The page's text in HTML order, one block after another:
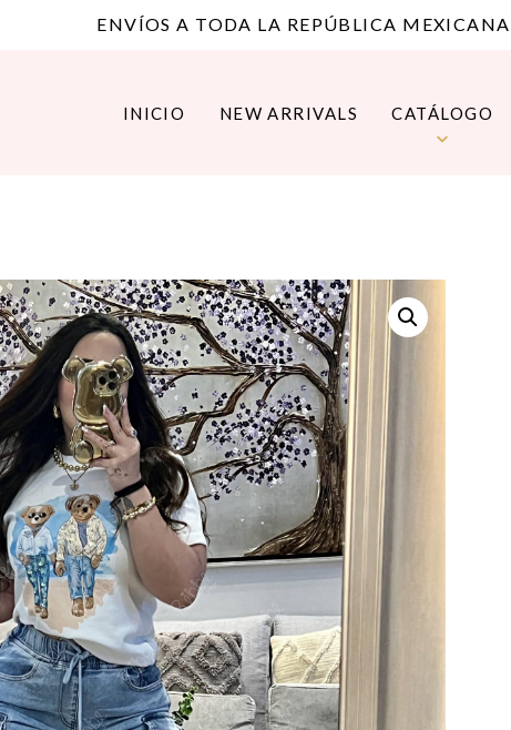
ENVÍOS A TODA LA REPÚBLICA MEXICANA
INICIO NEW ARRIVALS CATÁLOGO